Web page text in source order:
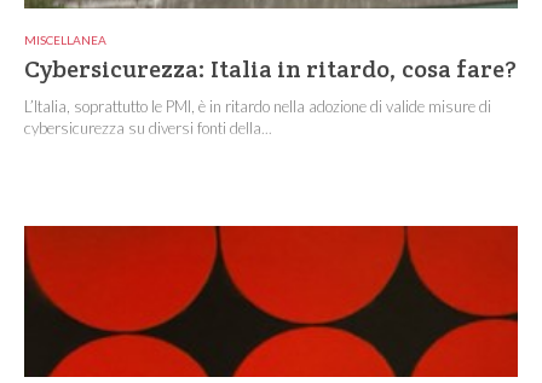
MISCELLANEA
Cybersicurezza: Italia in ritardo, cosa fare?
L’Italia, soprattutto le PMI, è in ritardo nella adozione di valide misure di
cybersicurezza su diversi fonti della...